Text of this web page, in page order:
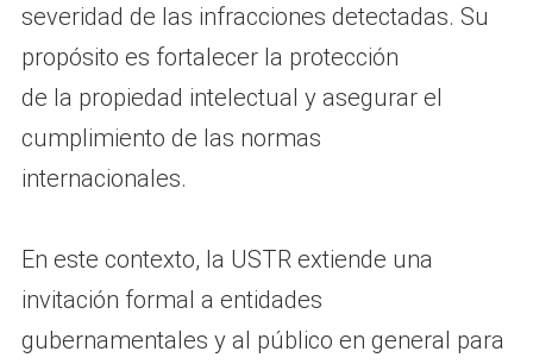
severidad de las infracciones detectadas. Su
propósito es fortalecer la protección
de la propiedad intelectual y asegurar el
cumplimiento de las normas
internacionales.
En este contexto, la USTR extiende una
invitación formal a entidades
gubernamentales y al público en general para